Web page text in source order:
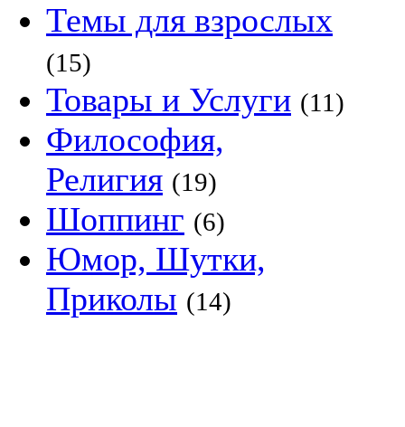
Темы для взрослых
(15)
Товары и Услуги (11)
Философия,
Религия (19)
Шоппинг (6)
Юмор, Шутки,
Приколы (14)